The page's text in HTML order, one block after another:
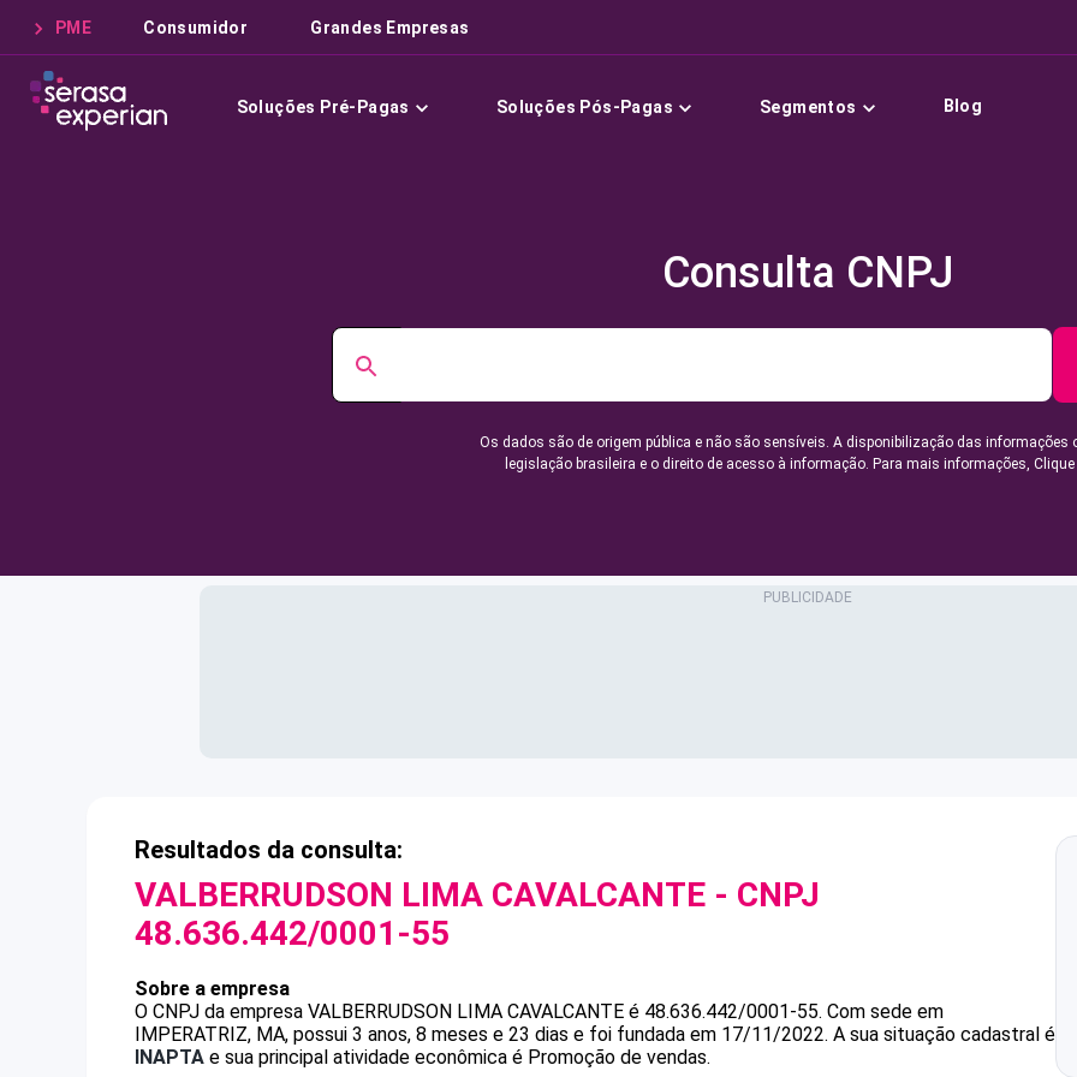
PME Consumidor Grandes Empresas
Soluções Pré-Pagas Soluções Pós-Pagas Segmentos Blog
Consulta CNPJ
Os dados são de origem pública e não são sensíveis. A disponibilização das informações
legislação brasileira e o direito de acesso à informação. Para mais informações,
Resultados da consulta:
VALBERRUDSON LIMA CAVALCANTE - CNPJ
48.636.442/0001-55
Sobre a empresa
O CNPJ da empresa VALBERRUDSON LIMA CAVALCANTE é 48.636.442/0001-55. Com sede em
IMPERATRIZ, MA, possui 3 anos, 8 meses e 23 dias e foi fundada em 17/11/2022. A sua situação cadastral é
INAPTA e sua principal atividade econômica é Promoção de vendas.